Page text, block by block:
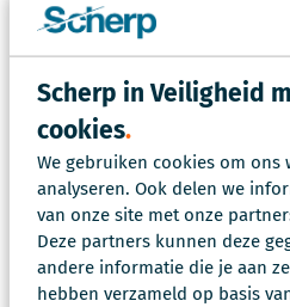
Scherp in Veiligheid
cookies
We gebruiken cookies om ons
analyseren. Ook delen we
van onze site met onze
Deze partners kunnen deze
andere informatie die je aan
hebben verzameld op basis
zeehavens,
Elke organisatie heeft
behoeften als het gaat om
ondermijnende criminaliteit.
gelooft in maatwerk en
organisatie om oplossingen
bij jouw specifieke situatie
Neem contact met ons op